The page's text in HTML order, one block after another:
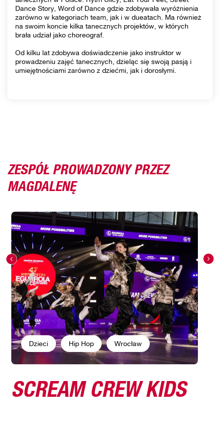
Dance Story, Word of Dance gdzie zdobywała wyróżnienia
zarówno w kategoriach team, jak i w dueatach. Ma również
na swoim koncie kilka tanecznych projektów, w których
brała udział jako choreograf.
Od kilku lat zdobywa doświadczenie jako instruktor w
prowadzeniu zajęć tanecznych, dzieląc się swoją pasją i
umiejętnościami zarówno z dziećmi, jak i dorosłymi.
ZESPÓŁ PROWADZONY PRZEZ
MAGDALENĘ
Dzieci Hip Hop Wrocław
SCREAM CREW KIDS